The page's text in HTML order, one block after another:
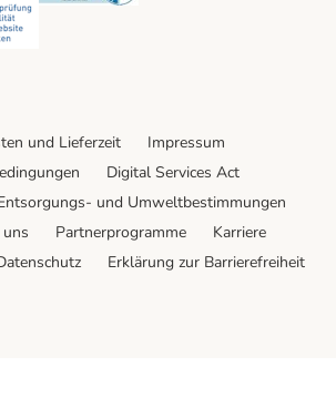
und Lieferzeit
Impressum
Digital Services Act
und Umweltbestimmungen
Partnerprogramme
Karriere
Erklärung zur Barrierefreiheit